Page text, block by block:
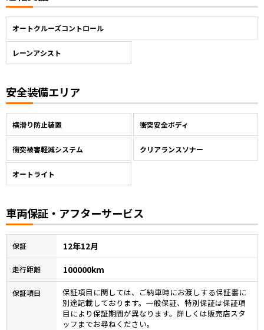
オートクルーズコントロール
レーンアシスト
安全装備エリア
横滑り防止装置 衝突安全ボディ
衝突被害軽減システム クリアランスソナー
オートライト
車両保証・アフターサービス
保証 12年12月
走行距離 100000km
保証項目
保証項目に関しては、ご納車時にお渡しする保証書に
別途記載しております。一般保証、特別保証は保証項
目により保証期間が異なります。詳しくは販売店スタ
ッフまでお尋ねください。